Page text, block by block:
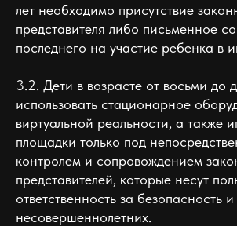
лет необходимо присутствие
представителя либо письменное
последнего на участие ребенка в
3.2. Дети в возрасте от восьми до
использовать стационарное
виртуальной реальности, а также
площадки только под
контролем и сопровождением
представителей, которые несут
ответственность за безопасность
несовершеннолетних.